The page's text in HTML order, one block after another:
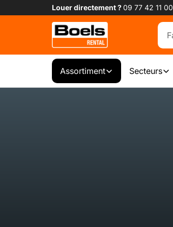
Louer directement ?09 77 42 11 00
Assortiment Secteurs